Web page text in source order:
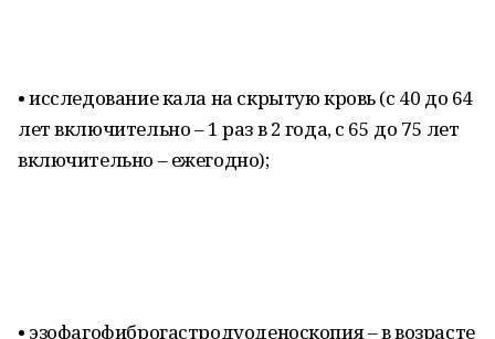
• исследование кала на скрытую кровь (с 40 до 64
лет включительно – 1 раз в 2 года, с 65 до 75 лет
включительно – ежегодно);
• эзофагофиброгастродуоденоскопия – в возрасте